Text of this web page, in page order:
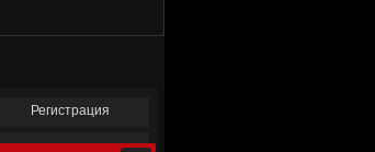
Регистрация